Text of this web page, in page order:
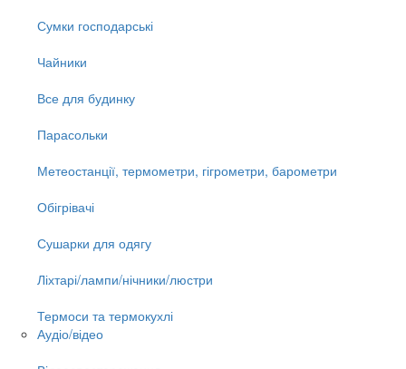
Сумки господарські
Чайники
Все для будинку
Парасольки
Метеостанції, термометри, гігрометри, барометри
Обігрівачі
Сушарки для одягу
Ліхтарі/лампи/нічники/люстри
Термоси та термокухлі
Аудіо/відео